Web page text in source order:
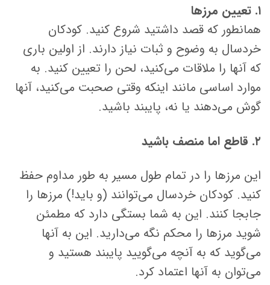
۱. تعیین مرزها
همانطور که قصد داشتید شروع کنید. کودکان
خردسال به وضوح و ثبات نیاز دارند. از اولین باری
که آنها را ملاقات می‌کنید، لحن را تعیین کنید. به
موارد اساسی مانند اینکه وقتی صحبت می‌کنید، آنها
گوش می‌دهند یا نه، پایبند باشید.
۲. قاطع اما منصف باشید
این مرزها را در تمام طول مسیر به طور مداوم حفظ
کنید. کودکان خردسال می‌توانند (و باید!) مرزها را
جابجا کنند. این به شما بستگی دارد که مطمئن
شوید مرزها را محکم نگه می‌دارید. این به آنها
می‌گوید که به آنچه می‌گویید پایبند هستید و
می‌توان به آنها اعتماد کرد.